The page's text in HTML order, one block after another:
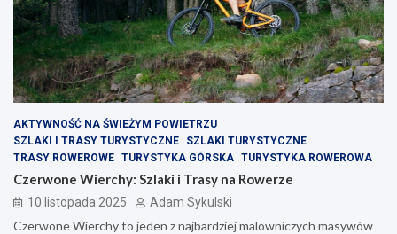
AKTYWNOŚĆ NA ŚWIEŻYM POWIETRZU
SZLAKI I TRASY TURYSTYCZNE
SZLAKI TURYSTYCZNE
TRASY ROWEROWE TURYSTYKA GÓRSKA TURYSTYKA ROWEROWA
Czerwone Wierchy: Szlaki i Trasy na Rowerze
10 listopada 2025 Adam Sykulski
Czerwone Wierchy to jeden z najbardziej malowniczych masywów